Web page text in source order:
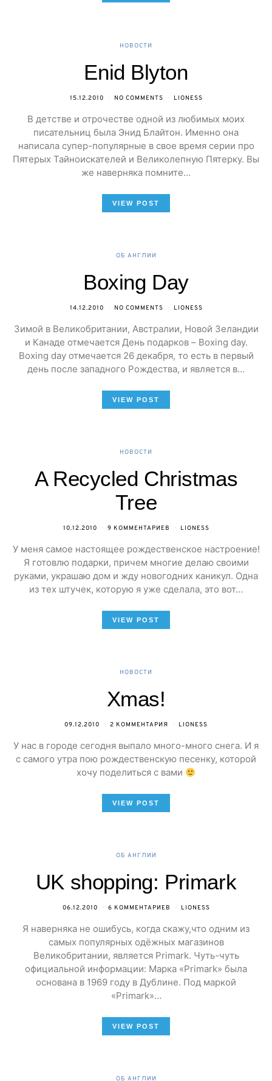
НОВОСТИ
Enid Blyton
15.12.2010 NO COMMENTS LIONESS
В детстве и отрочестве одной из любимых моих
писательниц была Энид Блайтон. Именно она
написала супер-популярные в свое время серии про
Пятерых Тайноискателей и Великолепную Пятерку. Вы
же наверняка помните…
VIEW POST
ОБ АНГЛИИ
Boxing Day
14.12.2010 NO COMMENTS LIONESS
Зимой в Великобритании, Австралии, Новой Зеландии
и Канаде отмечается День подарков – Boxing day.
Boxing day отмечается 26 декабря, то есть в первый
день после западного Рождества, и является в…
VIEW POST
НОВОСТИ
A Recycled Christmas
Tree
10.12.2010 9 КОММЕНТАРИЕВ LIONESS
У меня самое настоящее рождественское настроение!
Я готовлю подарки, причем многие делаю своими
руками, украшаю дом и жду новогодних каникул. Одна
из тех штучек, которую я уже сделала, это вот…
VIEW POST
НОВОСТИ
Xmas!
09.12.2010 2 КОММЕНТАРИЯ LIONESS
У нас в городе сегодня выпало много-много снега. И я
с самого утра пою рождественскую песенку, которой
хочу поделиться с вами
VIEW POST
ОБ АНГЛИИ
UK shopping: Primark
06.12.2010 6 КОММЕНТАРИЕВ LIONESS
Я наверняка не ошибусь, когда скажу,что одним из
самых популярных одёжных магазинов
Великобритании, является Primark. Чуть-чуть
официальной информации: Марка «Primark» была
основана в 1969 году в Дублине. Под маркой
«Primark»…
VIEW POST
ОБ АНГЛИИ